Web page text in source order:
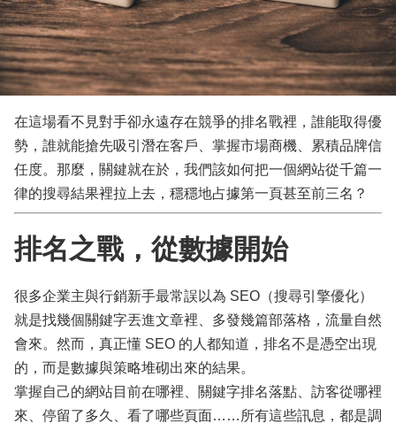
在這場看不見對手卻永遠存在競爭的排名戰裡，誰能取得優
勢，誰就能搶先吸引潛在客戶、掌握市場商機、累積品牌信
任度。那麼，關鍵就在於，我們該如何把一個網站從千篇一
律的搜尋結果裡拉上去，穩穩地占據第一頁甚至前三名？
排名之戰，從數據開始
很多企業主與行銷新手最常誤以為 SEO（搜尋引擎優化）
就是找幾個關鍵字丟進文章裡、多發幾篇部落格，流量自然
會來。然而，真正懂 SEO 的人都知道，排名不是憑空出現
的，而是數據與策略堆砌出來的結果。
掌握自己的網站目前在哪裡、關鍵字排名落點、訪客從哪裡
來、停留了多久、看了哪些頁面……所有這些訊息，都是調